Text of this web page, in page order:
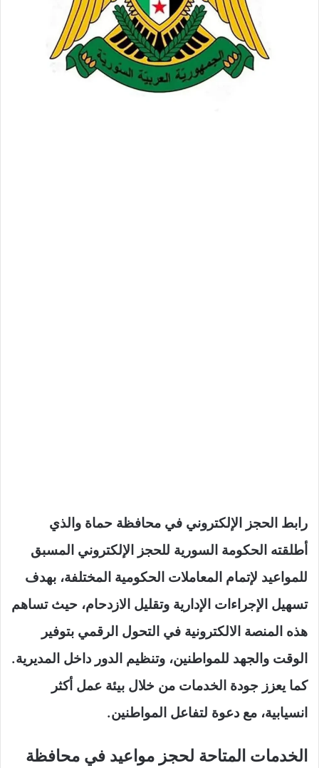
رابط الحجز الإلكتروني في محافظة حماة والذي
أطلقته الحكومة السورية للحجز الإلكتروني المسبق
للمواعيد لإتمام المعاملات الحكومية المختلفة، بهدف
تسهيل الإجراءات الإدارية وتقليل الازدحام، حيث تساهم
هذه المنصة الالكترونية في التحول الرقمي بتوفير
الوقت والجهد للمواطنين، وتنظيم الدور داخل المديرية.
كما يعزز جودة الخدمات من خلال بيئة عمل أكثر
انسيابية، مع دعوة لتفاعل المواطنين.
الخدمات المتاحة لحجز مواعيد في محافظة